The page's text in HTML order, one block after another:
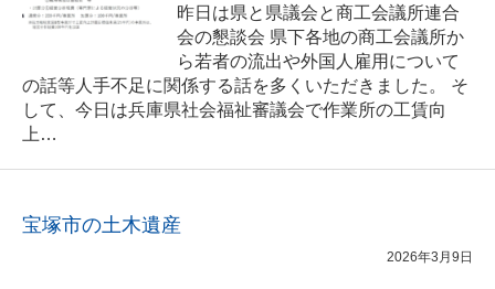
昨日は県と県議会と商工会議所連合
会の懇談会 県下各地の商工会議所か
ら若者の流出や外国人雇用について
の話等人手不足に関係する話を多くいただきました。 そ
して、今日は兵庫県社会福祉審議会で作業所の工賃向
上…
宝塚市の土木遺産
2026年3月9日